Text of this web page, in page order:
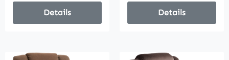
Details Details